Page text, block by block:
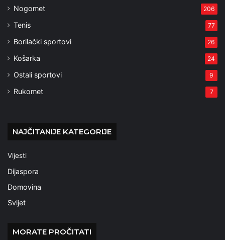
Nogomet 206
Tenis 77
Borilački sportovi 26
Košarka 24
Ostali sportovi 9
Rukomet 7
NAJČITANIJE KATEGORIJE
Vijesti
Dijaspora
Domovina
Svijet
MORATE PROČITATI